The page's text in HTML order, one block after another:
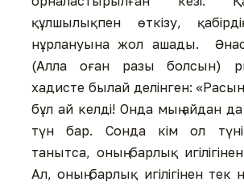
құлшылықпен өткізу,
нұрлануына жол ашады.
(Алла оған разы болсын)
хадисте былай делінген:
бұл ай келді! Онда мың айдан
түн бар. Сонда кім ол
танытса, оның барлық
Ал, оның барлық игілігінен тек